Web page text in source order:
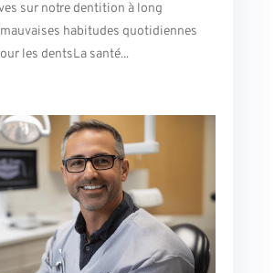
sur notre dentition à long
habitudes quotidiennes
les dentsLa santé...